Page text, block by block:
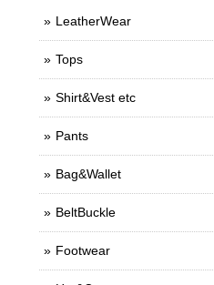
LeatherWear
Tops
Shirt&Vest etc
Pants
Bag&Wallet
BeltBuckle
Footwear